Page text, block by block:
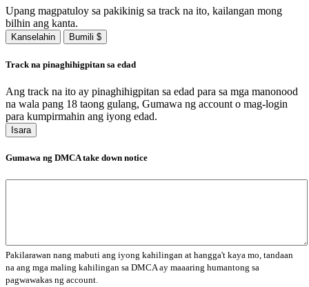
Upang magpatuloy sa pakikinig sa track na ito, kailangan mong
bilhin ang kanta.
Kanselahin Bumili $
Track na pinaghihigpitan sa edad
Ang track na ito ay pinaghihigpitan sa edad para sa mga manonood
na wala pang 18 taong gulang, Gumawa ng account o mag-login
para kumpirmahin ang iyong edad.
Isara
Gumawa ng DMCA take down notice
Pakilarawan nang mabuti ang iyong kahilingan at hangga't kaya mo, tandaan
na ang mga maling kahilingan sa DMCA ay maaaring humantong sa
pagwawakas ng account.